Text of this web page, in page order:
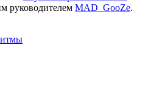
руководителем MAD_GooZe.